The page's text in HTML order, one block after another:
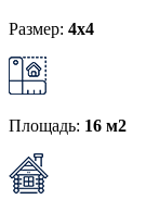
Размер: 4x4
Площадь: 16 м2